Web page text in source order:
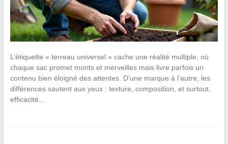
L’étiquette « terreau universel » cache une réalité multiple, où
chaque sac promet monts et merveilles mais livre parfois un
contenu bien éloigné des attentes. D’une marque à l’autre, les
différences sautent aux yeux : texture, composition, et surtout,
efficacité…